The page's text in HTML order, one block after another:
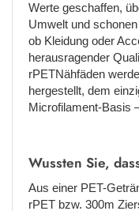
Werte geschaffen,
Umwelt und
ob Kleidung oder
herausragender
rPETNähfäden
hergestellt, dem
Microfilament-Basis
Wussten Sie,
Aus einer PET-
rPET bzw. 300m